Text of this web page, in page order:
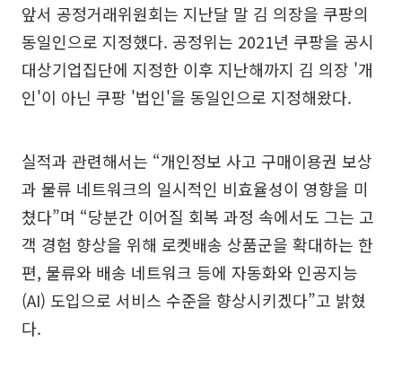
앞서 공정거래위원회는 지난달 말 김 의장을 쿠팡의
동일인으로 지정했다. 공정위는 2021년 쿠팡을 공시
대상기업집단에 지정한 이후 지난해까지 김 의장 '개
인'이 아닌 쿠팡 '법인'을 동일인으로 지정해왔다.
실적과 관련해서는 “개인정보 사고 구매이용권 보상
과 물류 네트워크의 일시적인 비효율성이 영향을 미
쳤다”며 “당분간 이어질 회복 과정 속에서도 그는 고
객 경험 향상을 위해 로켓배송 상품군을 확대하는 한
편, 물류와 배송 네트워크 등에 자동화와 인공지능
(AI) 도입으로 서비스 수준을 향상시키겠다”고 밝혔
다.